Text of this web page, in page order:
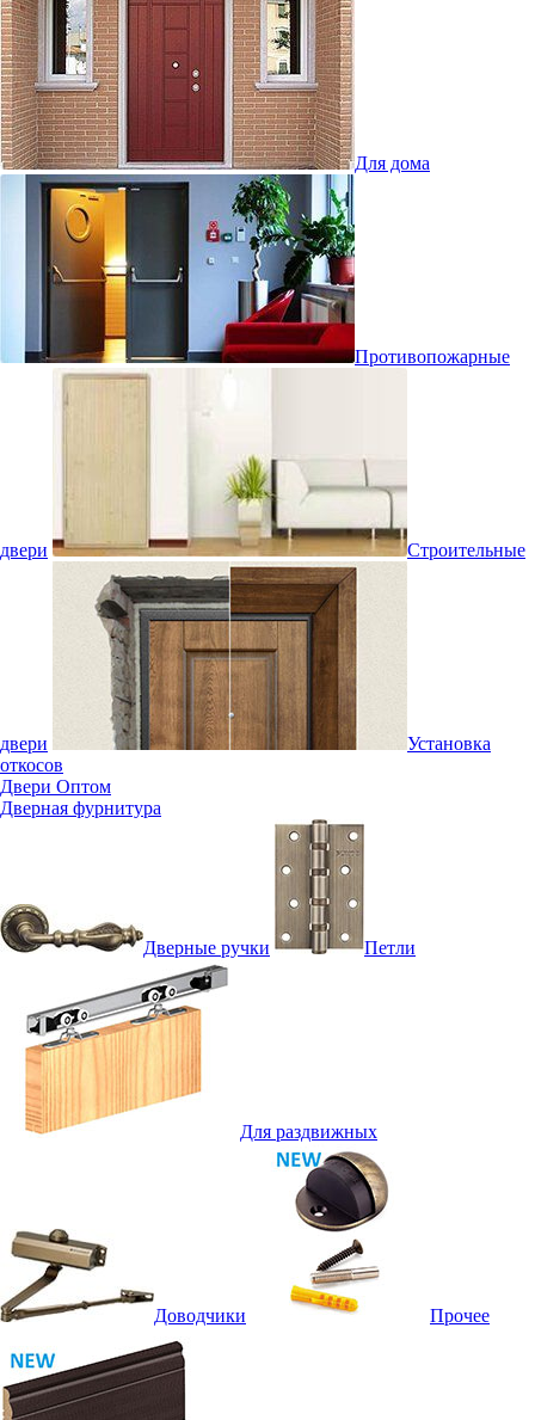
Для дома
Противопожарные
двери Строительные
двери
Установка
откосов
Двери Оптом
Дверная фурнитура
Дверные ручки Петли
Для раздвижных
Доводчики Прочее